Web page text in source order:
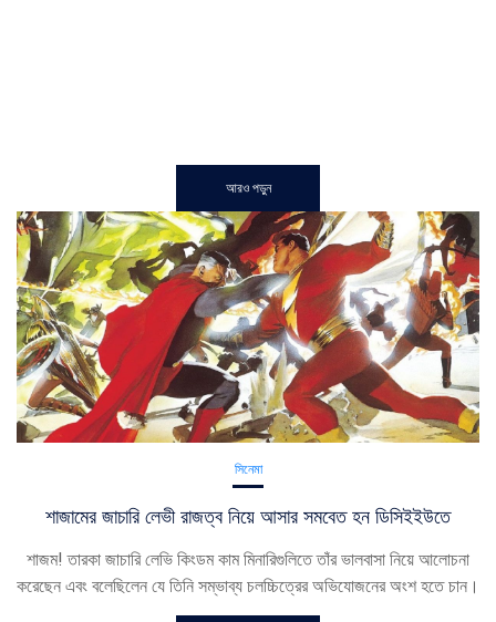
আরও পড়ুন
সিনেমা
শাজামের জাচারি লেভী রাজত্ব নিয়ে আসার সমবেত হন ডিসিইইউতে
শাজম! তারকা জাচারি লেভি কিংডম কাম মিনারিগুলিতে তাঁর ভালবাসা নিয়ে আলোচনা
করেছেন এবং বলেছিলেন যে তিনি সম্ভাব্য চলচ্চিত্রের অভিযোজনের অংশ হতে চান।